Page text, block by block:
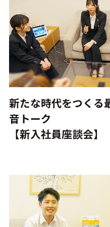
新たな時代をつくる
音トーク
【新入社員座談会】